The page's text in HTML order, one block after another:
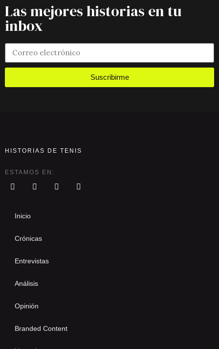
Las mejores historias en tu
inbox
Suscribirme
HISTORIAS DE TENIS
ESTAMOS EN:
Inicio
Crónicas
Entrevistas
Análisis
Opinión
Branded Content